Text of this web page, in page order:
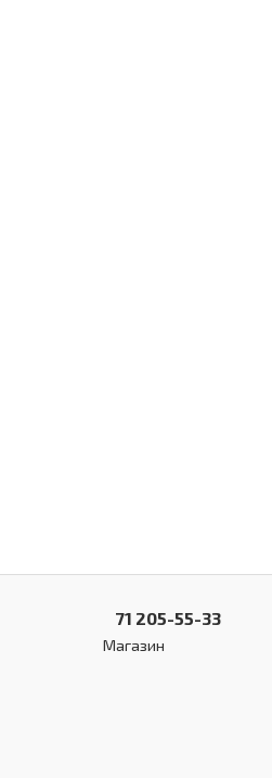
71 205-55-33
Магазин